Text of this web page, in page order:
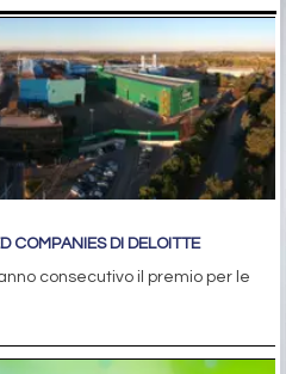
COMPANIES DI DELOITTE
consecutivo il premio per le